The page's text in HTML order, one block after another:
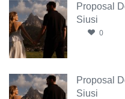
Proposal
Siusi
0
Proposal
Siusi